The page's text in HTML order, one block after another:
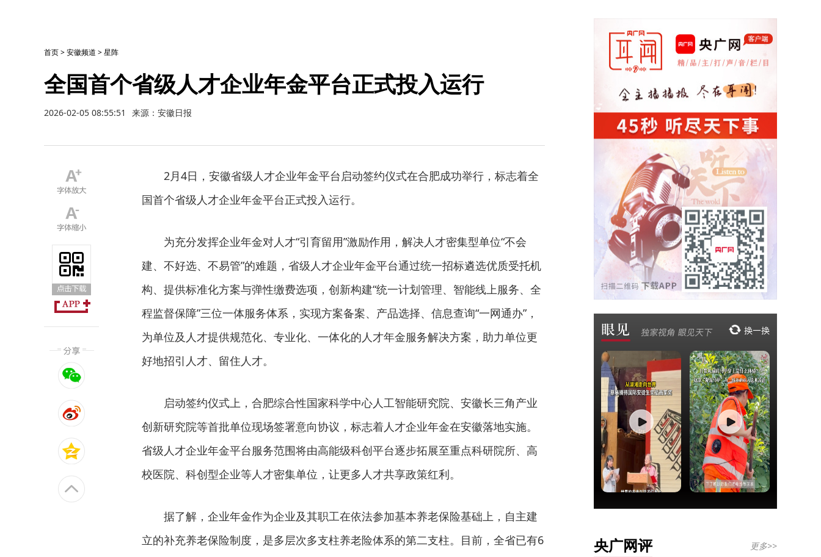
首页>安徽频道 >星阵
全国首个省级人才企业年金平台正式投入运行
2026-02-05 08:55:51 来源：安徽日报
2月4日，安徽省级人才企业年金平台启动签约仪式在合肥成功举行，标志着全
国首个省级人才企业年金平台正式投入运行。
为充分发挥企业年金对人才“引育留用”激励作用，解决人才密集型单位“不会
建、不好选、不易管”的难题，省级人才企业年金平台通过统一招标遴选优质受托机
构、提供标准化方案与弹性缴费选项，创新构建“统一计划管理、智能线上服务、全
程监督保障”三位一体服务体系，实现方案备案、产品选择、信息查询“一网通办”，
为单位及人才提供规范化、专业化、一体化的人才年金服务解决方案，助力单位更
好地招引人才、留住人才。
启动签约仪式上，合肥综合性国家科学中心人工智能研究院、安徽长三角产业
创新研究院等首批单位现场签署意向协议，标志着人才企业年金在安徽落地实施。
省级人才企业年金平台服务范围将由高能级科创平台逐步拓展至重点科研院所、高
校医院、科创型企业等人才密集单位，让更多人才共享政策红利。
据了解，企业年金作为企业及其职工在依法参加基本养老保险基础上，自主建
立的补充养老保险制度，是多层次多支柱养老险体系的第二支柱。目前，全省已有6
央广网评 更多>>